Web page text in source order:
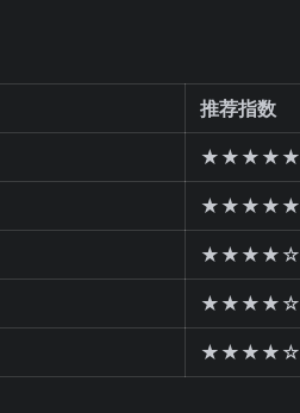
推荐指数
★★★★★
★★★★★
★★★★☆
★★★★☆
★★★★☆